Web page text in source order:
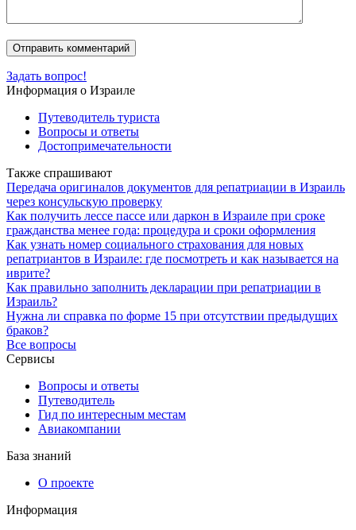
Задать вопрос!
Информация о Израиле
Путеводитель туриста
Вопросы и ответы
Достопримечательности
Также спрашивают
Передача оригиналов документов для репатриации в Израиль
через консульскую проверку
Как получить лессе пассе или даркон в Израиле при сроке
гражданства менее года: процедура и сроки оформления
Как узнать номер социального страхования для новых
репатриантов в Израиле: где посмотреть и как называется на
иврите?
Как правильно заполнить декларации при репатриации в
Израиль?
Нужна ли справка по форме 15 при отсутствии предыдущих
браков?
Все вопросы
Сервисы
Вопросы и ответы
Путеводитель
Гид по интересным местам
Авиакомпании
База знаний
О проекте
Информация